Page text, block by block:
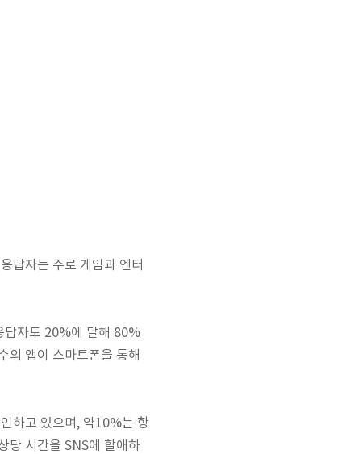
답자는 주로 게임과 엔터
답자도 20%에 달해 80%
의 앱이 스마트폰을 통해
하고 있으며, 약10%는 항
당 시간을 SNS에 할애하